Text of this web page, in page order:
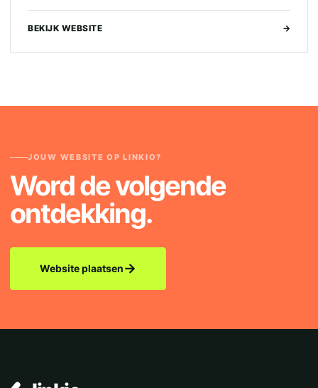
BEKIJK WEBSITE →
JOUW WEBSITE OP LINKIO?
Word de volgende
ontdekking.
Website plaatsen→